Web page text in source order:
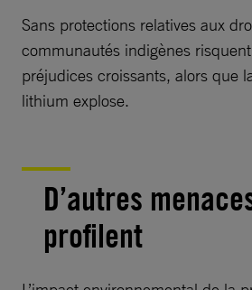
Sans protections relatives aux
communautés indigènes
préjudices croissants, alors que
lithium explose.
D’autres
profilent